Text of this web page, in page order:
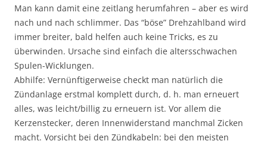
Man kann damit eine zeitlang herumfahren – aber es wird
nach und nach schlimmer. Das “böse” Drehzahlband wird
immer breiter, bald helfen auch keine Tricks, es zu
überwinden. Ursache sind einfach die altersschwachen
Spulen-Wicklungen.
Abhilfe: Vernünftigerweise checkt man natürlich die
Zündanlage erstmal komplett durch, d. h. man erneuert
alles, was leicht/billig zu erneuern ist. Vor allem die
Kerzenstecker, deren Innenwiderstand manchmal Zicken
macht. Vorsicht bei den Zündkabeln: bei den meisten